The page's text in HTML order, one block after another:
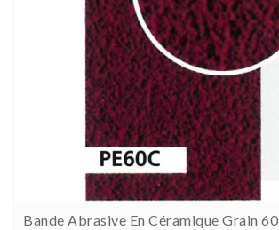
Bande Abrasive En Céramique Grain 60